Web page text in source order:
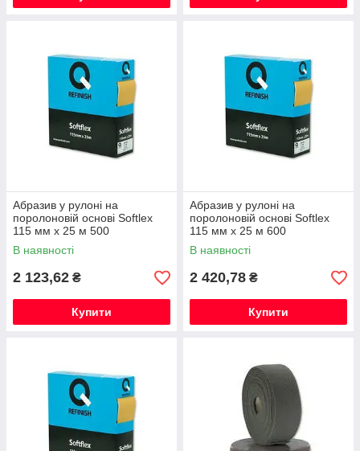
Абразив у рулоні на
поролоновій основі Softlex
115 мм х 25 м 500
В наявності
2 123,62 ₴
Купити
Абразив у рулоні на
поролоновій основі Softlex
115 мм х 25 м 600
В наявності
2 420,78 ₴
Купити